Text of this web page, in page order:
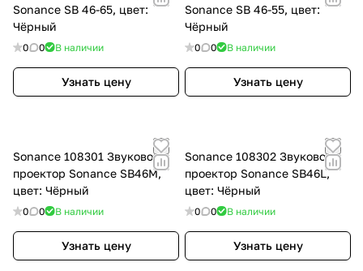
Sonance SB 46-65, цвет:
Чёрный
0 0 В наличии
Узнать цену
Sonance SB 46-55, цвет:
Чёрный
0 0 В наличии
Узнать цену
Sonance 108301 Звуковой
проектор Sonance SB46M,
цвет: Чёрный
0 0 В наличии
Узнать цену
Sonance 108302 Звуковой
проектор Sonance SB46L,
цвет: Чёрный
0 0 В наличии
Узнать цену